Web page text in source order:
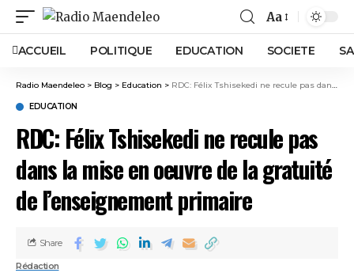
Aa
ACCUEIL POLITIQUE EDUCATION SOCIETE
Radio Maendeleo > Blog > Education > RDC: Félix Tshisekedi ne recule pas dans la mise en oeuvre de la gratuité de l’enseignement primaire
EDUCATION
RDC: Félix Tshisekedi ne recule pas
dans la mise en oeuvre de la gratuité
de l’enseignement primaire
Rédaction
Share